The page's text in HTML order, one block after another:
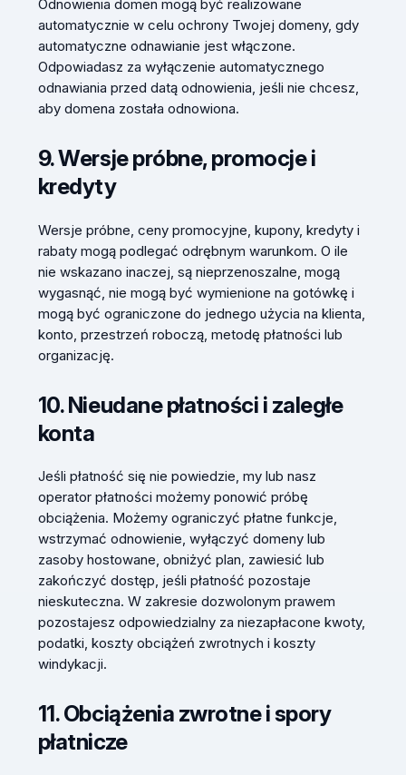
Odnowienia domen mogą być realizowane
automatycznie w celu ochrony Twojej domeny, gdy
automatyczne odnawianie jest włączone.
Odpowiadasz za wyłączenie automatycznego
odnawiania przed datą odnowienia, jeśli nie chcesz,
aby domena została odnowiona.
9. Wersje próbne, promocje i
kredyty
Wersje próbne, ceny promocyjne, kupony, kredyty i
rabaty mogą podlegać odrębnym warunkom. O ile
nie wskazano inaczej, są nieprzenoszalne, mogą
wygasnąć, nie mogą być wymienione na gotówkę i
mogą być ograniczone do jednego użycia na klienta,
konto, przestrzeń roboczą, metodę płatności lub
organizację.
10. Nieudane płatności i zaległe
konta
Jeśli płatność się nie powiedzie, my lub nasz
operator płatności możemy ponowić próbę
obciążenia. Możemy ograniczyć płatne funkcje,
wstrzymać odnowienie, wyłączyć domeny lub
zasoby hostowane, obniżyć plan, zawiesić lub
zakończyć dostęp, jeśli płatność pozostaje
nieskuteczna. W zakresie dozwolonym prawem
pozostajesz odpowiedzialny za niezapłacone kwoty,
podatki, koszty obciążeń zwrotnych i koszty
windykacji.
11. Obciążenia zwrotne i spory
płatnicze